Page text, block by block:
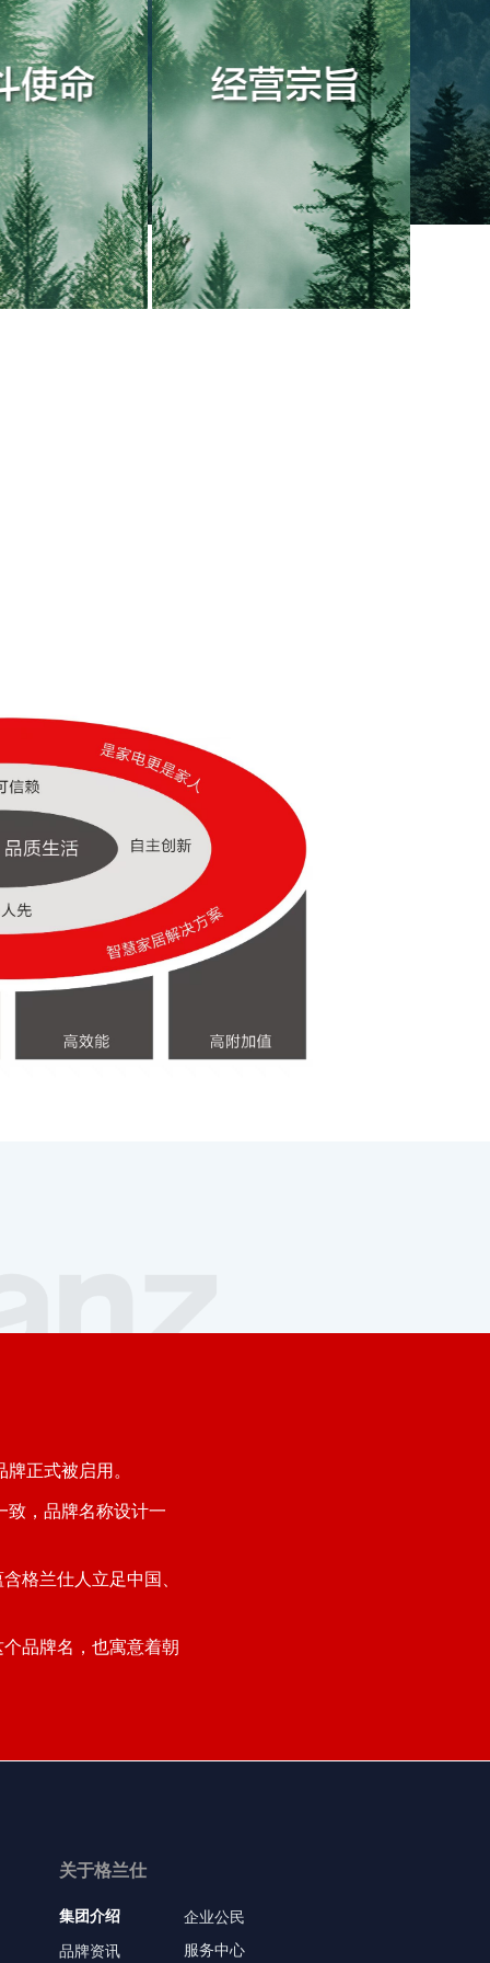
正式被启用。
致，品牌名称设计一
含格兰仕人立足中国、
个品牌名，也寓意着朝
集团介绍
品牌资讯
关于格兰仕
企业公民
服务中心